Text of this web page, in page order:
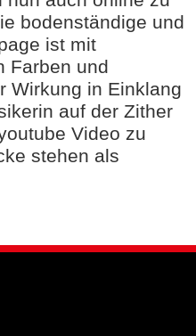
bodenständige und
ist mit
Farben und
Wirkung in Einklang
auf der Zither
Video zu
stehen als